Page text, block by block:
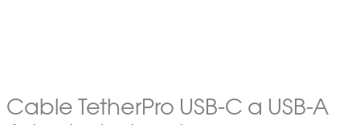
Cable TetherPro USB-C a USB-A